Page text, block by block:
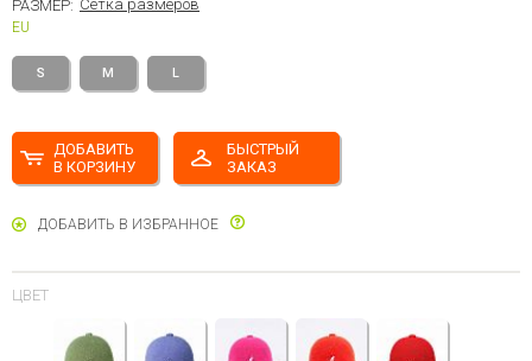
РАЗМЕР: Сетка размеров
EU
S M L
ДОБАВИТЬ
В КОРЗИНУ
БЫСТРЫЙ
ЗАКАЗ
ДОБАВИТЬ В ИЗБРАННОЕ
ЦВЕТ